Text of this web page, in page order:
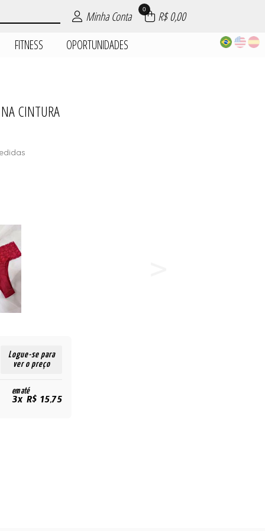
Minha Conta 0 R$ 0,00
FITNESS OPORTUNIDADES
CINTURA
Logue-se para
ver o preço
em até
3x R$ 15,75